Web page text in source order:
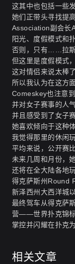
这其中也包括一些
她们正带头寻找提
Association副会长
阳光、度假模式和
否则，只有……拉斯
但这里是度假模式
这对情侣来说太棒了
所以我认为在这方
Comeskey也注意
并对女子赛事的人
并且感受到了女子
她喜欢倾向于这种
我觉得那里的休闲
平均来说，公开赛
未来几周和月份，
还将在全大陆各地
得克萨斯州Round
新泽西州大西洋城
最终驾车从得克萨
营——世界扑克锦标
掌控并闪耀在扑克
相关文章